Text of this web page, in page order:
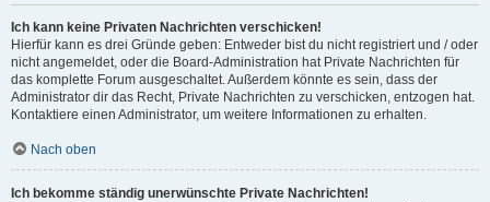
Ich kann keine Privaten Nachrichten verschicken!
Hierfür kann es drei Gründe geben: Entweder bist du nicht registriert und / oder
nicht angemeldet, oder die Board-Administration hat Private Nachrichten für
das komplette Forum ausgeschaltet. Außerdem könnte es sein, dass der
Administrator dir das Recht, Private Nachrichten zu verschicken, entzogen hat.
Kontaktiere einen Administrator, um weitere Informationen zu erhalten.
Nach oben
Ich bekomme ständig unerwünschte Private Nachrichten!